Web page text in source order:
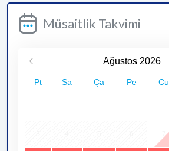
Müsaitlik Takvimi
Ağustos 2026
Pt Sa Ça Pe Cu
7